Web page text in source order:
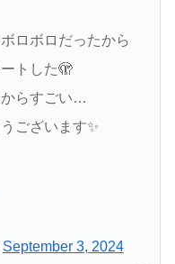
ロボロだったから
トした🫣
からすごい…
ございます✨
September 3, 2024